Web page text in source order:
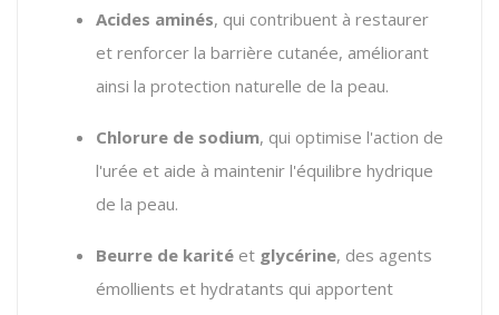
Acides aminés, qui contribuent à restaurer
et renforcer la barrière cutanée, améliorant
ainsi la protection naturelle de la peau.
Chlorure de sodium, qui optimise l'action de
l'urée et aide à maintenir l'équilibre hydrique
de la peau.
Beurre de karité et glycérine, des agents
émollients et hydratants qui apportent